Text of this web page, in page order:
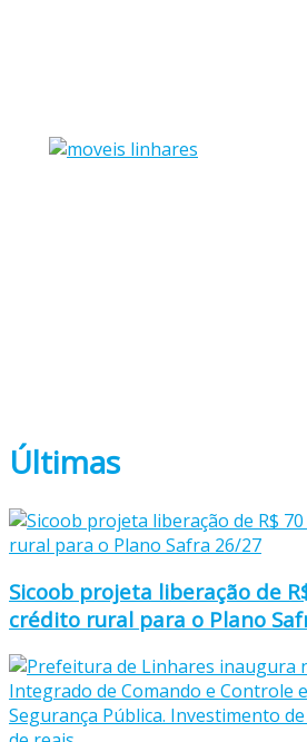
Últimas
Sicoob projeta liberação de
crédito rural para o Plano